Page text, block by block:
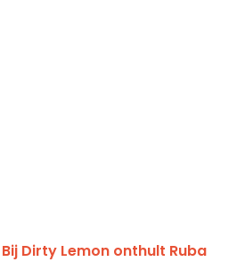
Bij Dirty Lemon onthult Ruba